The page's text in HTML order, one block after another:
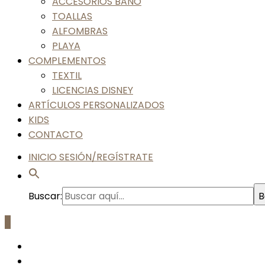
TOALLAS
ALFOMBRAS
PLAYA
COMPLEMENTOS
TEXTIL
LICENCIAS DISNEY
ARTÍCULOS PERSONALIZADOS
KIDS
CONTACTO
INICIO SESIÓN/REGÍSTRATE
Buscar: